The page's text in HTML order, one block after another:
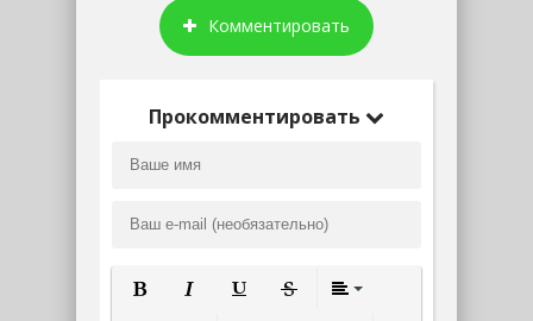
Комментировать
Прокомментировать